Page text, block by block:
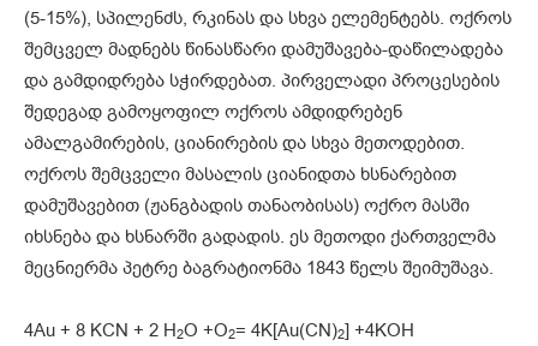
(5-15%), სპილენძს, რკინას და სხვა ელემენტებს. ოქროს
შემცველ მადნებს წინასწარი დამუშავება-დაწილადება
და გამდიდრება სჭირდებათ. პირველადი პროცესების
შედეგად გამოყოფილ ოქროს ამდიდრებენ
ამალგამირების, ციანირების და სხვა მეთოდებით.
ოქროს შემცველი მასალის ციანიდთა ხსნარებით
დამუშავებით (ჟანგბადის თანაობისას) ოქრო მასში
იხსნება და ხსნარში გადადის. ეს მეთოდი ქართველმა
მეცნიერმა პეტრე ბაგრატიონმა 1843 წელს შეიმუშავა.
4Au + 8 KCN + 2 H2O +O2= 4K[Au(CN)2] +4KOH